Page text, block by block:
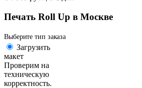
Печать Roll Up в Москве
Выберите тип заказа
Загрузить
макет
Проверим на
техническую
корректность.